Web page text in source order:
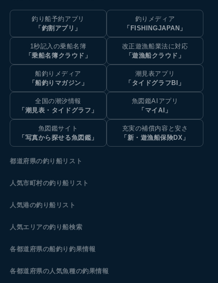
釣り船予約アプリ
「釣割アプリ」
釣りメディア
「FISHINGJAPAN」
1秒記入の乗船名簿
「乗船名簿クラウド」
改正遊漁船業法に対応
「遊漁船クラウド」
船釣りメディア
「船釣りマガジン」
潮見表アプリ
「タイドグラフBI」
全国の潮汐情報
「潮見表・タイドグラフ」
魚図鑑AIアプリ
「マイAI」
魚図鑑サイト
「写真から探せる魚図鑑」
充実の補償内容と安さ
「新・遊漁船保険DX」
都道府県の釣り船リスト
人気市町村の釣り船リスト
人気港の釣り船リスト
人気エリアの釣り船検索
各都道府県の船釣り釣果情報
各都道府県の人気魚種の釣果情報